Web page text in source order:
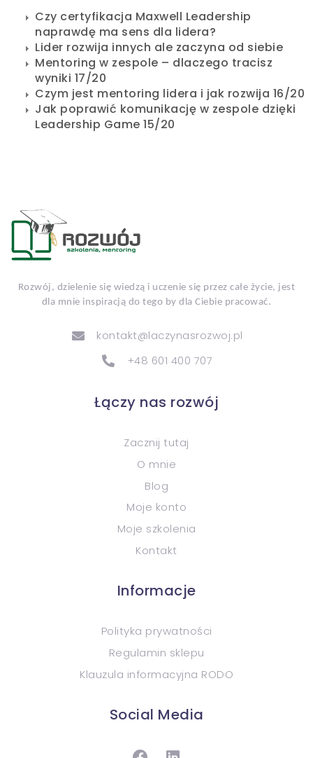
Czy certyfikacja Maxwell Leadership
naprawdę ma sens dla lidera?
Lider rozwija innych ale zaczyna od siebie
Mentoring w zespole – dlaczego tracisz
wyniki 17/20
Czym jest mentoring lidera i jak rozwija 16/20
Jak poprawić komunikację w zespole dzięki
Leadership Game 15/20
Rozwój, dzielenie się wiedzą i uczenie się przez całe życie, jest
dla mnie inspiracją do tego by dla Ciebie pracować.
kontakt@laczynasrozwoj.pl
+48 601 400 707
Łączy nas rozwój
Zacznij tutaj
O mnie
Blog
Moje konto
Moje szkolenia
Kontakt
Informacje
Polityka prywatności
Regulamin sklepu
Klauzula informacyjna RODO
Social Media